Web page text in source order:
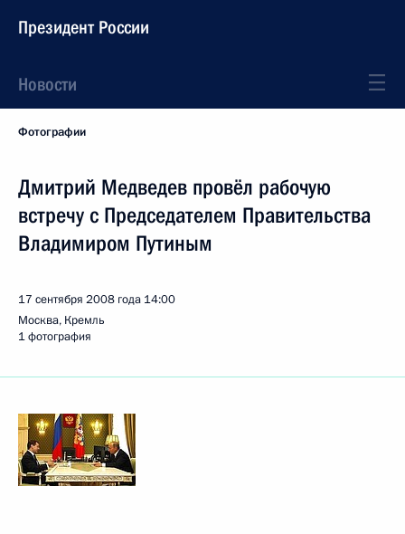
Президент России
Новости
Фотографии
Дмитрий Медведев провёл рабочую
встречу с Председателем Правительства
Владимиром Путиным
17 сентября 2008 года 14:00
Москва, Кремль
1 фотография